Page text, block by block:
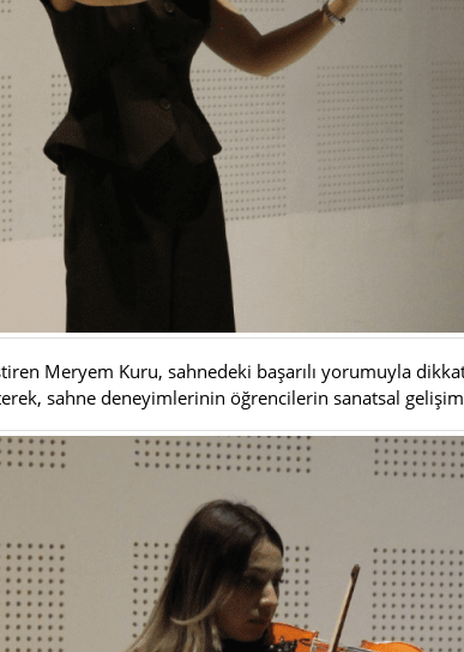
Meryem Kuru, sahnedeki başarılı yorumuyla
sahne deneyimlerinin öğrencilerin sanatsal